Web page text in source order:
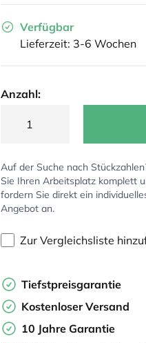
Verfügbar
Lieferzeit: 3-6 Wochen
Anzahl:
Auf der Suche nach
Sie Ihren Arbeitsplatz komplett
fordern Sie direkt ein
Angebot an.
Zur Vergleichsliste
Tiefstpreisgarantie
Kostenloser Versand
10 Jahre Garantie